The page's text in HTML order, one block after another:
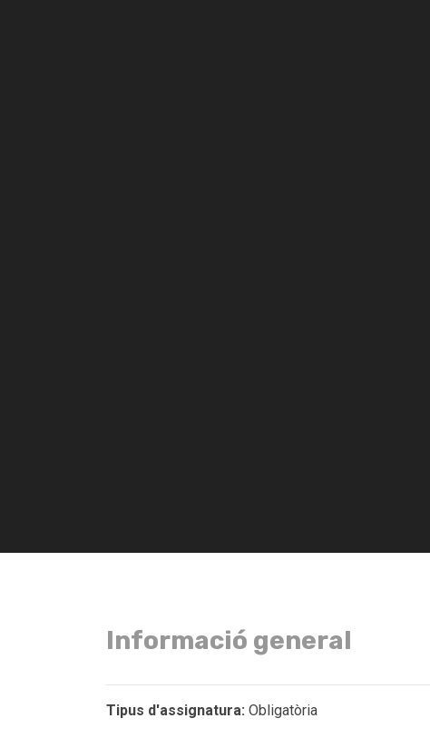
Informació general
Tipus d'assignatura: Obligatòria